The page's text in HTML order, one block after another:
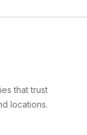
that trust
locations.